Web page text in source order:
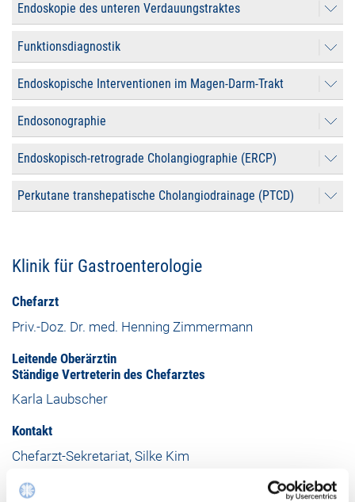
Endoskopie des unteren Verdauungstraktes
Funktionsdiagnostik
Endoskopische Interventionen im Magen-Darm-Trakt
Endosonographie
Endoskopisch-retrograde Cholangiographie (ERCP)
Perkutane transhepatische Cholangiodrainage (PTCD)
Klinik für Gastroenterologie
Chefarzt
Priv.-Doz. Dr. med. Henning Zimmermann
Leitende Oberärztin
Ständige Vertreterin des Chefarztes
Karla Laubscher
Kontakt
Chefarzt-Sekretariat, Silke Kim
Befundanfragen